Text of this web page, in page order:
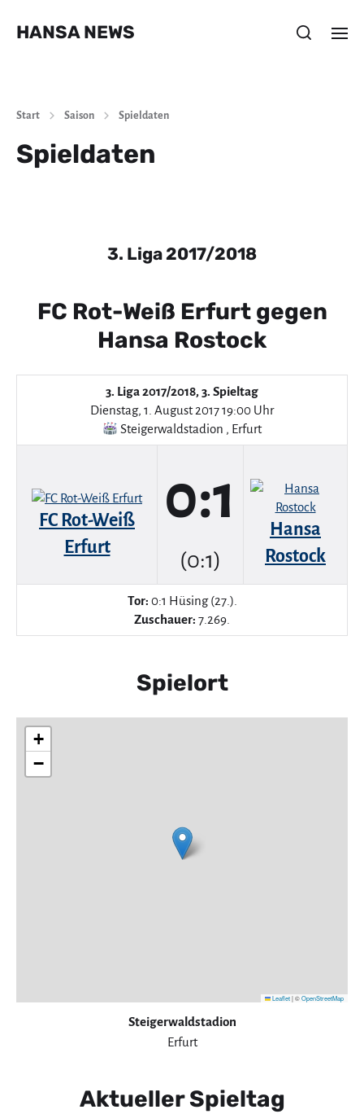
HANSA NEWS
Start Saison Spieldaten
Spieldaten
3. Liga 2017/2018
FC Rot-Weiß Erfurt gegen
Hansa Rostock
3. Liga 2017/2018, 3. Spieltag
Dienstag, 1. August 2017 19:00 Uhr
Steigerwaldstadion , Erfurt
FC Rot-Weiß
Erfurt
0:1
(0:1)
Hansa
Rostock
Tor: 0:1 Hüsing (27.).
Zuschauer: 7.269.
Spielort
+
−
Leaflet|©OpenStreetMap
Steigerwaldstadion
Erfurt
Aktueller Spieltag